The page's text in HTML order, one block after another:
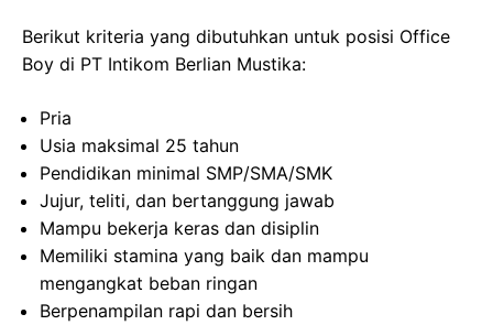
Berikut kriteria yang dibutuhkan untuk posisi Office
Boy di PT Intikom Berlian Mustika:
Pria
Usia maksimal 25 tahun
Pendidikan minimal SMP/SMA/SMK
Jujur, teliti, dan bertanggung jawab
Mampu bekerja keras dan disiplin
Memiliki stamina yang baik dan mampu
mengangkat beban ringan
Berpenampilan rapi dan bersih